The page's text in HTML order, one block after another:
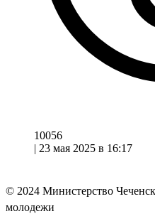
10056
| 23 мая 2025 в 16:17
© 2024 Министерство
молодежи